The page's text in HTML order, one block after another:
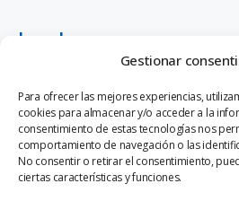
Gestionar
Para ofrecer las mejores experiencias,
cookies para almacenar y/o acceder a la
consentimiento de estas tecnologías nos
comportamiento de navegación o las
No consentir o retirar el consentimiento,
ciertas características y funciones.
Legal
Manual de Prevención de Delitos
Código de Ética y Conducta
Canal de Denuncias Ley 20.393